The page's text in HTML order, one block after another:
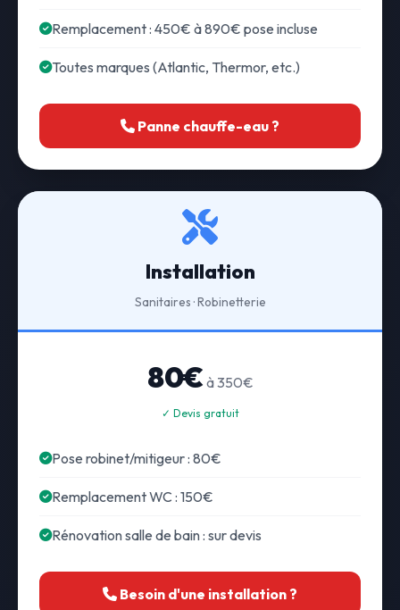
Remplacement : 450€ à 890€ pose incluse
Toutes marques (Atlantic, Thermor, etc.)
Panne chauffe-eau ?
Installation
Sanitaires · Robinetterie
80€ à 350€
✓ Devis gratuit
Pose robinet/mitigeur : 80€
Remplacement WC : 150€
Rénovation salle de bain : sur devis
Besoin d'une installation ?